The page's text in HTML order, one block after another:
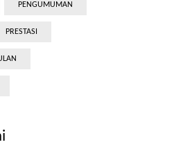
PENGUMUMAN
PRESTASI